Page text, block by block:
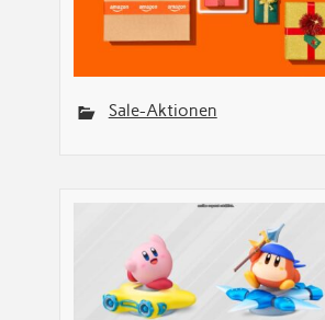
Sale-Aktionen